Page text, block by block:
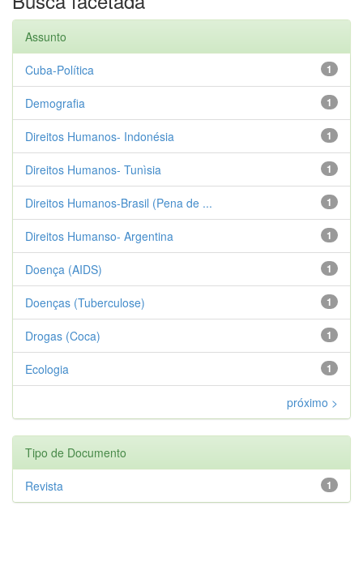
Assunto
1
Cuba-Política
1
Demografia
1
Direitos Humanos- Indonésia
1
Direitos Humanos- Tunìsia
1
Direitos Humanos-Brasil (Pena de ...
1
Direitos Humanso- Argentina
1
Doença (AIDS)
1
Doenças (Tuberculose)
1
Drogas (Coca)
1
Ecologia
próximo >
Tipo de Documento
1
Revista